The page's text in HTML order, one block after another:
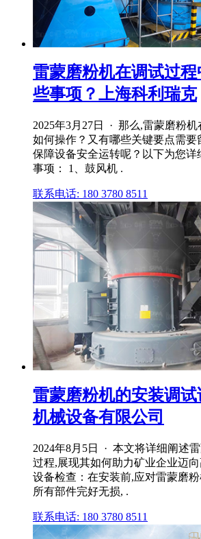
雷蒙磨粉机在调试过
些事项？上海科利瑞克
2025年3月27日 · 那么,雷蒙磨粉
如何操作？又有哪些关键要点需要
保障设备安全运转呢？以下为您详
事项： 1、鼓风机 .
联系电话: 180 3780 8511
雷蒙磨粉机的安装调
机械设备有限公司
2024年8月5日 · 本文将详细阐述
过程,展现其如何助力矿业企业迈向
设备检查：在安装前,应对雷蒙磨
所有部件完好无损, .
联系电话: 180 3780 8511